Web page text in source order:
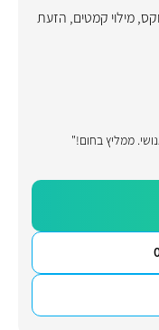
,מילוי קמטים, הזעת
ממליץ בחום!"